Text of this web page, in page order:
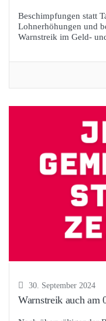
Beschimpfungen statt
Lohnerhöhungen und
Warnstreik im Geld-
30. September 2024
Warnstreik auch am